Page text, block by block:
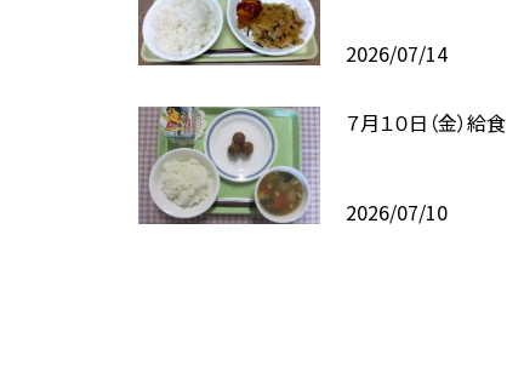
2026/07/14
７月１０日（金）給食
2026/07/10